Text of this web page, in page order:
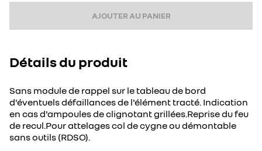
AJOUTER AU PANIER
Détails du produit
Sans module de rappel sur le tableau de bord
d'éventuels défaillances de l'élément tracté. Indication
en cas d'ampoules de clignotant grillées.Reprise du feu
de recul.Pour attelages col de cygne ou démontable
sans outils (RDSO).